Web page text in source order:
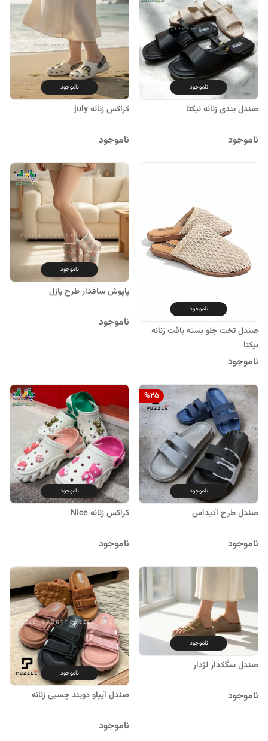
ناموجود
صندل بندی زنانه نیکتا
ناموجود
ناموجود
کراکس زنانه july
ناموجود
ناموجود
صندل تخت جلو بسته بافت زنانه
نیکتا
ناموجود
ناموجود
پاپوش ساقدار طرح پازل
ناموجود
%25
ناموجود
صندل طرح آدیداس
ناموجود
ناموجود
کراکس زنانه Nice
ناموجود
ناموجود
صندل سگکدار لژدار
ناموجود
ناموجود
صندل آیپاو دوبند چسبی زنانه
ناموجود